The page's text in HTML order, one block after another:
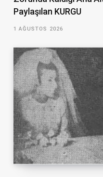
Paylaşılan KURGU
1 AĞUSTOS 2026